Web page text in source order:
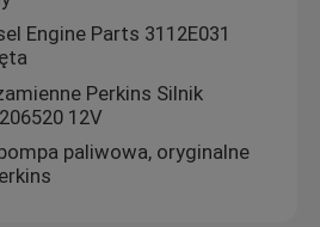
Engine Parts 3112E031
Perkins Silnik
12V
paliwowa, oryginalne